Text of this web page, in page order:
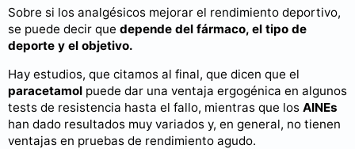
Sobre si los analgésicos mejorar el rendimiento deportivo,
se puede decir que depende del fármaco, el tipo de
deporte y el objetivo.
Hay estudios, que citamos al final, que dicen que el
paracetamol puede dar una ventaja ergogénica en algunos
tests de resistencia hasta el fallo, mientras que los AINEs
han dado resultados muy variados y, en general, no tienen
ventajas en pruebas de rendimiento agudo.